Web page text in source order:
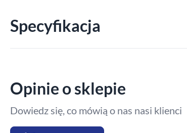
Specyfikacja
Opinie o sklepie
Dowiedz się, co mówią o nas nasi klienci